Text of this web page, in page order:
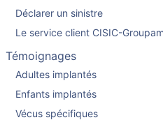
Déclarer un sinistre
Le service client CISIC-
Témoignages
Adultes implantés
Enfants implantés
Vécus spécifiques